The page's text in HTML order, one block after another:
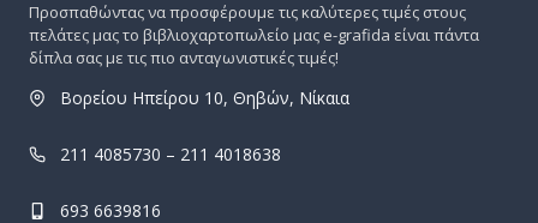
Προσπαθώντας να προσφέρουμε τις καλύτερες τιμές στους
πελάτες μας το βιβλιοχαρτοπωλείο μας e-grafida είναι πάντα
δίπλα σας με τις πιο ανταγωνιστικές τιμές!
Βορείου Ηπείρου 10, Θηβών, Νίκαια
211 4085730 – 211 4018638
693 6639816